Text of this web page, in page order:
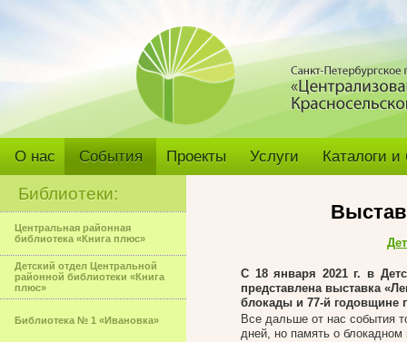
О нас События Проекты Услуги Каталоги
Библиотеки:
Центральная районная
библиотека «Книга плюс»
Детский отдел Центральной
районной библиотеки «Книга
плюс»
Библиотека № 1 «Ивановка»
С 18 января 2021 г. в
представлена выставка
блокады и 77-й годовщине
Все дальше от нас события
дней, но память о блокадном